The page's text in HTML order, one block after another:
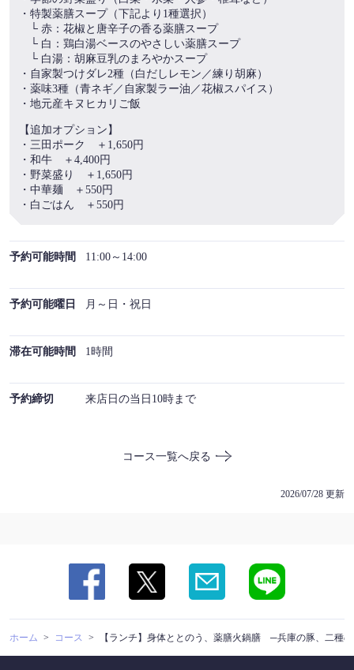
・特製薬膳スープ（下記より1種選択）
└ 赤：花椒と唐辛子の香る薬膳スープ
└ 白：鶏白湯ベースのやさしい薬膳スープ
└ 白湯：胡麻豆乳のまろやかスープ
・自家製つけダレ2種（白だしレモン／練り胡麻）
・薬味3種（青ネギ／自家製ラー油／花椒スパイス）
・地元産キヌヒカリご飯
【追加オプション】
・三田ポーク ＋1,650円
・和牛 ＋4,400円
・野菜盛り ＋1,650円
・中華麺 ＋550円
・白ごはん ＋550円
予約可能時間 11:00～14:00
予約可能曜日 月～日・祝日
滞在可能時間 1時間
予約締切 来店日の当日10時まで
コース一覧へ戻る
2026/07/28 更新
ホーム コース 【ランチ】身体ととのう、薬膳火鍋膳 ─兵庫の豚、二種
この店舗情報をシェアする
【ランチ】身体ととのう、薬膳火鍋膳 ─兵庫の豚、二種
の彩り─ | 織─Ori.─ by Wellbe
兵庫県神戸市北区有馬町332番
https://washokurestaurant-ori.owst.jp/courses/221966500
お店情報をコピー